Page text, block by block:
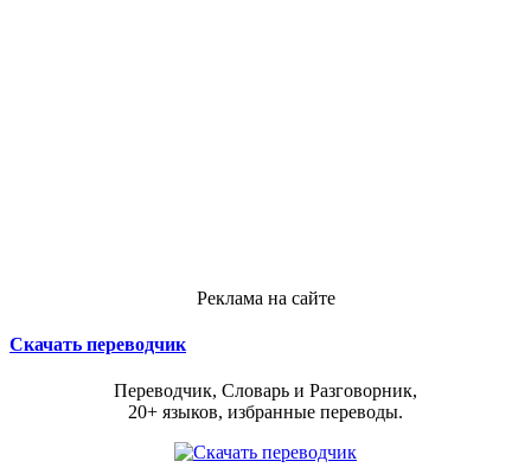
Реклама на сайте
Скачать переводчик
Переводчик, Словарь и Разговорник,
20+ языков, избранные переводы.